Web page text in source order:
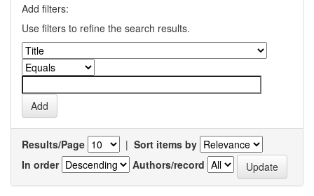
Add filters:
Use filters to refine the search results.
Results/Page | Sort items by
In order
Authors/record